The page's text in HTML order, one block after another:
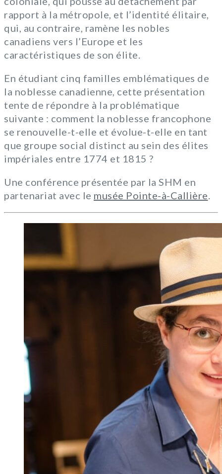
rapport à la métropole, et l’identité élitaire,
qui, au contraire, ramène les nobles
canadiens vers l’Europe et les
caractéristiques de son élite.
En étudiant cinq familles emblématiques de
la noblesse canadienne, cette présentation
tente de répondre à la problématique
suivante : comment la noblesse francophone
se renouvelle-t-elle et évolue-t-elle en tant
que groupe social distinct au sein des élites
impériales entre 1774 et 1815 ?
Une conférence présentée par la SHM en
partenariat avec le musée Pointe-à-Callière